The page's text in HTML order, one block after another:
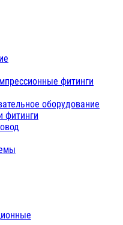
фитинги
оборудование
фитинги